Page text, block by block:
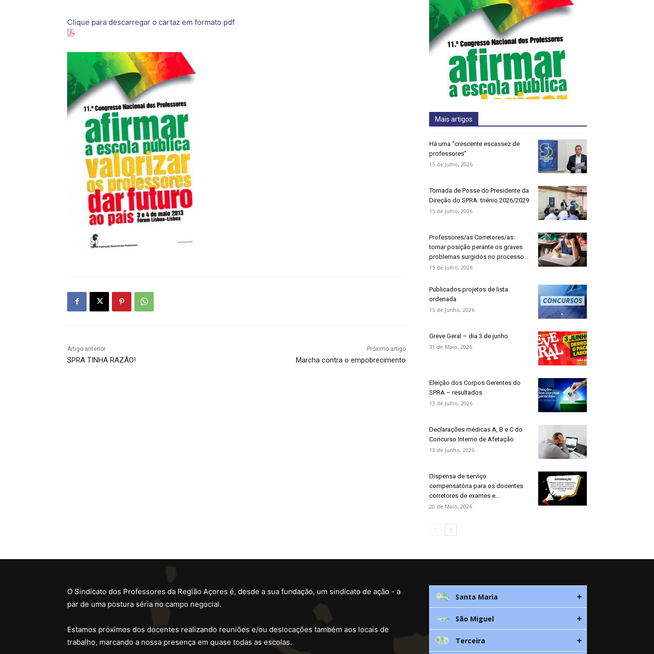
Clique para descarregar o cartaz em formato pdf
Artigo anterior
SPRA TINHA RAZÃO!
Próximo artigo
Marcha contra o empobrecimento
Mais artigos
Há uma “crescente escassez de
professores”
15 de Julho, 2026
Tomada de Posse do Presidente da
Direção do SPRA: triénio 2026/2029
15 de Julho, 2026
Professores/as Corretores/as:
tomar posição perante os graves
problemas surgidos no processo...
15 de Julho, 2026
Publicados projetos de lista
ordenada
15 de Junho, 2026
Greve Geral – dia 3 de junho
31 de Maio, 2026
Eleição dos Corpos Gerentes do
SPRA – resultados
13 de Julho, 2026
Declarações médicas A, B e C do
Concurso Interno de Afetação
13 de Junho, 2026
Dispensa de serviço
compensatória para os docentes
corretores de exames e...
20 de Maio, 2026
O Sindicato dos Professores da Região Açores é, desde a sua fundação, um sindicato de ação - a
par de uma postura séria no campo negocial.
Estamos próximos dos docentes realizando reuniões e/ou deslocações também aos locais de
trabalho, marcando a nossa presença em quase todas as escolas.
Santa Maria
Rua 3. Leandres Chaves, 12C
São Miguel
Av. D. João lll, bloco A, nº10 – 3º
Terceira